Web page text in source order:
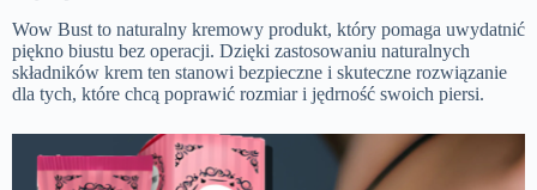
Wow Bust to naturalny kremowy produkt, który pomaga uwydatnić
piękno biustu bez operacji. Dzięki zastosowaniu naturalnych
składników krem ​​ten stanowi bezpieczne i skuteczne rozwiązanie
dla tych, które chcą poprawić rozmiar i jędrność swoich piersi.